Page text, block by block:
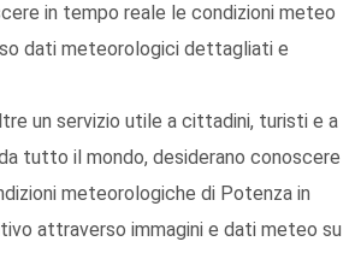
in tempo reale le condizioni meteo
dati meteorologici dettagliati e
un servizio utile a cittadini, turisti e a
tutto il mondo, desiderano conoscere
meteorologiche di Potenza in
attraverso immagini e dati meteo su